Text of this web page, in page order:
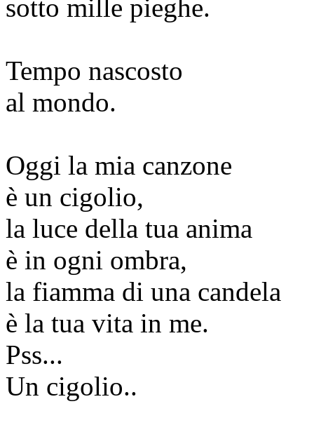
sotto mille pieghe.
Tempo nascosto
al mondo.
Oggi la mia canzone
è un cigolio,
la luce della tua anima
è in ogni ombra,
la fiamma di una candela
è la tua vita in me.
Pss...
Un cigolio..